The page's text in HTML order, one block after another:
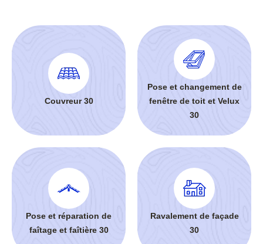
Couvreur 30
Pose et changement de
fenêtre de toit et Velux
30
Pose et réparation de
faîtage et faîtière 30
Ravalement de façade
30